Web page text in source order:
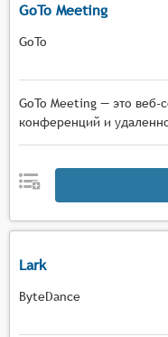
GoTo Meeting
GoTo
GoTo Meeting — это веб-
конференций и
Lark
ByteDance